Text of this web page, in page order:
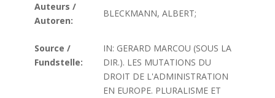
Auteurs /
Autoren:
BLECKMANN, ALBERT;
Source /
Fundstelle:
IN: GERARD MARCOU (SOUS LA
DIR.). LES MUTATIONS DU
DROIT DE L'ADMINISTRATION
EN EUROPE. PLURALISME ET